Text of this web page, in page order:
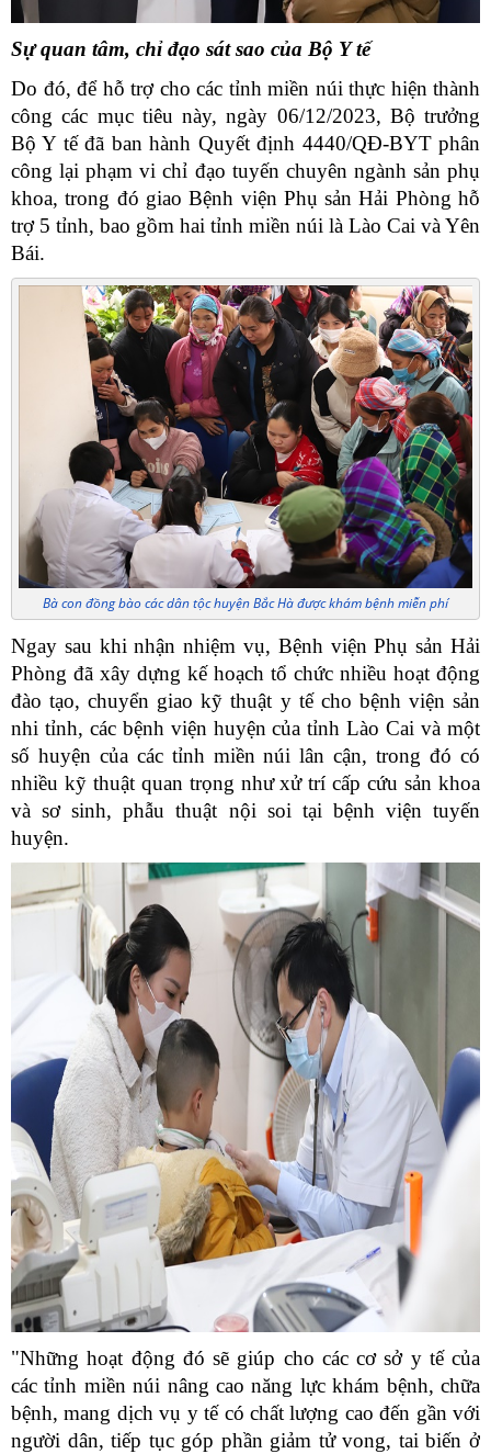
Sự quan tâm, chỉ đạo sát sao của Bộ Y tế
Do đó, để hỗ trợ cho các tỉnh miền núi thực hiện thành
công các mục tiêu này, ngày 06/12/2023, Bộ trưởng
Bộ Y tế đã ban hành Quyết định 4440/QĐ-BYT phân
công lại phạm vi chỉ đạo tuyến chuyên ngành sản phụ
khoa, trong đó giao Bệnh viện Phụ sản Hải Phòng hỗ
trợ 5 tỉnh, bao gồm hai tỉnh miền núi là Lào Cai và Yên
Bái.
Bà con đồng bào các dân tộc huyện Bắc Hà được khám bệnh miễn phí
Ngay sau khi nhận nhiệm vụ, Bệnh viện Phụ sản Hải
Phòng đã xây dựng kế hoạch tổ chức nhiều hoạt động
đào tạo, chuyển giao kỹ thuật y tế cho bệnh viện sản
nhi tỉnh, các bệnh viện huyện của tỉnh Lào Cai và một
số huyện của các tỉnh miền núi lân cận, trong đó có
nhiều kỹ thuật quan trọng như xử trí cấp cứu sản khoa
và sơ sinh, phẫu thuật nội soi tại bệnh viện tuyến
huyện.
"Những hoạt động đó sẽ giúp cho các cơ sở y tế của
các tỉnh miền núi nâng cao năng lực khám bệnh, chữa
bệnh, mang dịch vụ y tế có chất lượng cao đến gần với
người dân, tiếp tục góp phần giảm tử vong, tai biến ở